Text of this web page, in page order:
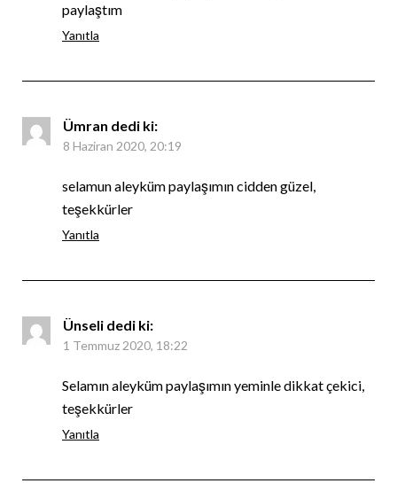
paylaştım
Yanıtla
Ümran dedi ki:
8 Haziran 2020, 20:19
selamun aleyküm paylaşımın cidden güzel,
teşekkürler
Yanıtla
Ünseli dedi ki:
1 Temmuz 2020, 18:22
Selamın aleyküm paylaşımın yeminle dikkat çekici,
teşekkürler
Yanıtla